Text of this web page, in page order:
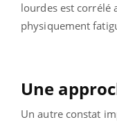
lourdes est corrélé
physiquement
Une
Un autre constat